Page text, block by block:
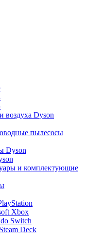
воздуха Dyson
пылесосы
Dyson
и комплектующие
Xbox
Switch
Deck